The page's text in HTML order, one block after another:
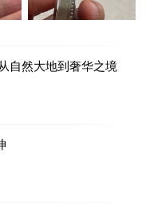
自然大地到奢华之境